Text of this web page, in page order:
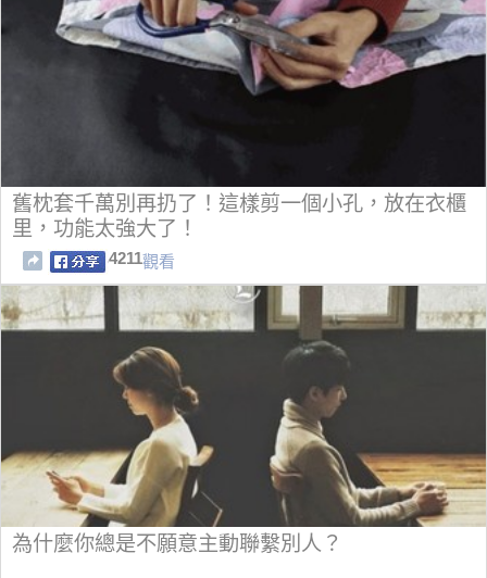
舊枕套千萬別再扔了！這樣剪一個小孔，放在衣櫃
里，功能太強大了！
4211觀看
為什麼你總是不願意主動聯繫別人？